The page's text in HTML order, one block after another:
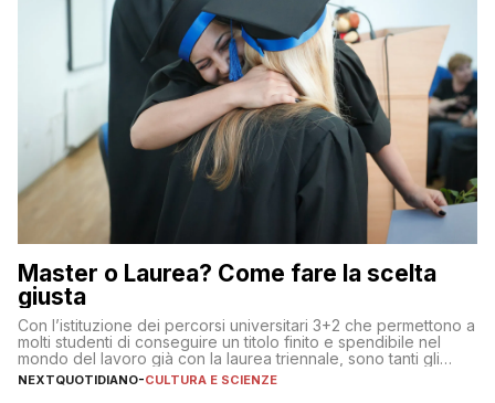
Master o Laurea? Come fare la scelta
giusta
Con l’istituzione dei percorsi universitari 3+2 che permettono a
molti studenti di conseguire un titolo finito e spendibile nel
mondo del lavoro già con la laurea triennale, sono tanti gli
interrogativi che si pongono gli studenti una volta raggiunto
l’obiettivo di primo livello
NEXTQUOTIDIANO-CULTURA E SCIENZE